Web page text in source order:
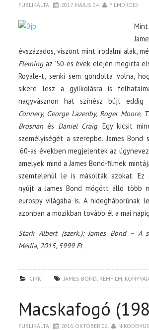
PUBLIKÁLTA 2017. MÁJUS 04. FILMDROID
évszázados, viszont mint irodalmi alak,
Flemingaz ’50-es évek elején megírta
Royale-t, senki sem gondolta volna,
sikere lesz a gyilkolásra is
nagyvásznon hat színész bújt eddig
Connery, George Lazenby, Roger Moore,
Brosnanés Daniel Craig. Egy kicsit
személyiségét a szerepbe. James Bond
’60-as években megjelentek az
amelyek mind a James Bond-filmek
szemtelenül le is másolták azokat.
nyújt a James Bond mögött álló több
eurospy világába is. A hidegháborúnak
azonban a mozikban tovább él a mai
Stark Albert (szerk.): James Bond – A
Média, 2015, 5999 Ft
CIKK JAMES BOND KÉMFILM
Macskafogó
PUBLIKÁLTA 2016. OKTÓBER 02. NIKODEMUS